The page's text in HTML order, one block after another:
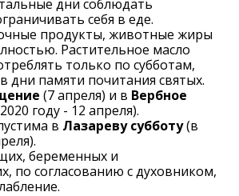
дни соблюдать
себя в еде.
продукты, животные жиры
Растительное масло
только по субботам,
дни памяти почитания святых.
(7 апреля) и в Вербное
году - 12 апреля).
в Лазареву субботу(в
беременных и
по согласованию с духовником,